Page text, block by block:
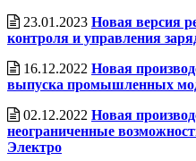
23.01.2023 Новая версия
контроля и управления
16.12.2022 Новая
выпуска промышленных
02.12.2022 Новая
неограниченные
Электро